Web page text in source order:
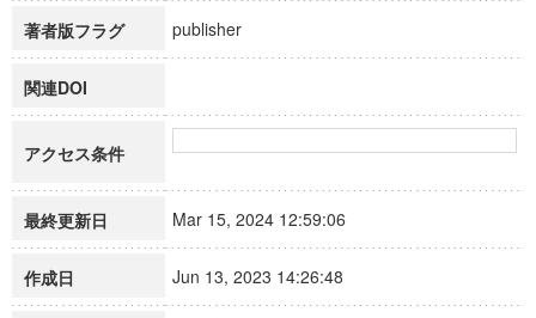
著者版フラグ publisher
関連DOI
アクセス条件
最終更新日 Mar 15, 2024 12:59:06
作成日 Jun 13, 2023 14:26:48